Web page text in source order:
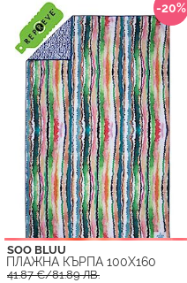
-20%
SOO BLUU
ПЛАЖНА КЪРПА 100X160
41.87 €/81.89 ЛВ.